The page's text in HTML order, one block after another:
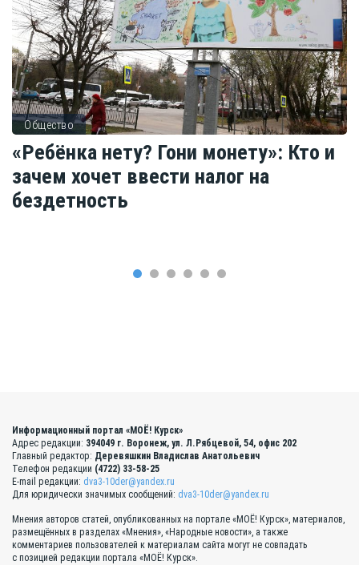
Общество
«Ребёнка нету? Гони монету»: Кто и
зачем хочет ввести налог на
бездетность
Информационный портал «МОЁ! Курск»
Адрес редакции: 394049 г. Воронеж, ул. Л.Рябцевой, 54, офис 202
Главный редактор: Деревяшкин Владислав Анатольевич
Телефон редакции (4722) 33-58-25
E-mail редакции: dva3-10der@yandex.ru
Для юридически значимых сообщений: dva3-10der@yandex.ru
Мнения авторов статей, опубликованных на портале «МОЁ! Курск», материалов,
размещённых в разделах «Мнения», «Народные новости», а также
комментариев пользователей к материалам сайта могут не совпадать
с позицией редакции портала «МОЁ! Курск».